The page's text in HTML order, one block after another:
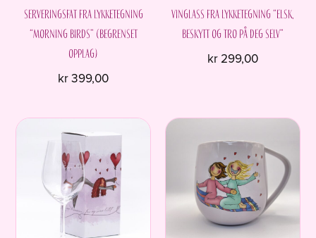
Serveringsfat fra Lykketegning
“Morning Birds” (begrenset
opplag)
kr399,00
Vinglass fra Lykketegning “Elsk,
beskytt og tro på deg selv”
kr299,00